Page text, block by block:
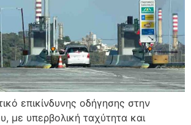
επικίνδυνης οδήγησης στην
με υπερβολική ταχύτητα και